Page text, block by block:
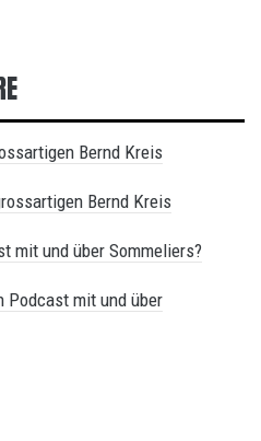
Bernd Kreis
Bernd Kreis
mit und über Sommeliers?
Podcast mit und über